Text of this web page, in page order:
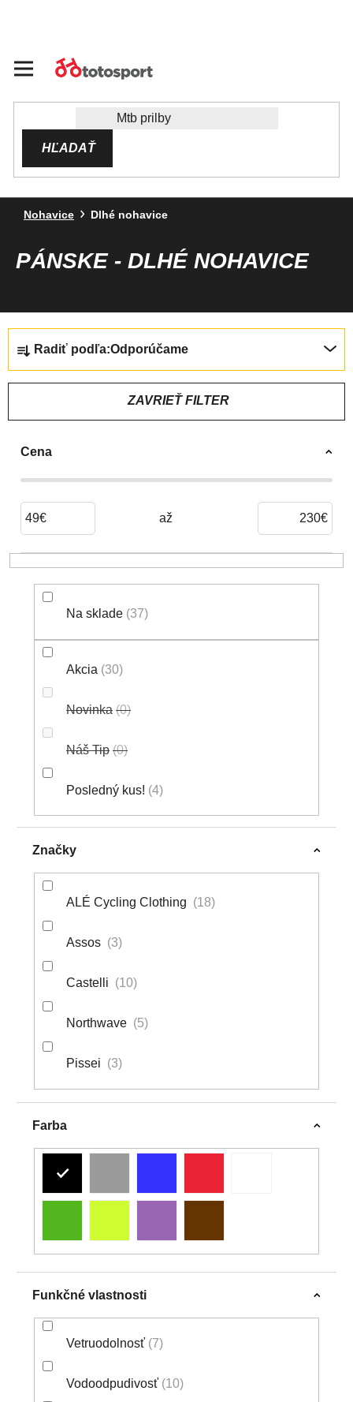
HĽADAŤ
Nohavice Dlhé nohavice
PÁNSKE - DLHÉ NOHAVICE
A
D
N
U
Radiť podľa:Odporúčame
ZAVRIEŤ FILTER
Cena
49€ 230€
Na sklade 37
Akcia 30
Novinka 0
Náš Tip 0
Posledný kus! 4
Značky
ALÉ Cycling Clothing 18
Assos 3
Castelli 10
Northwave 5
Pissei 3
Farba
Funkčné vlastnosti
Vetruodolnosť 7
Vodoodpudivosť 10